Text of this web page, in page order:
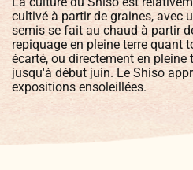
cultivé à partir de graines, avec
semis se fait au chaud à partir
repiquage en pleine terre quant
écarté, ou directement en
jusqu'à début juin. Le Shiso
expositions ensoleillées.